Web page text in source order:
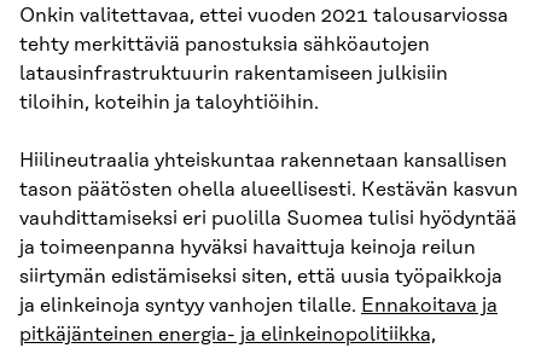
Onkin valitettavaa, ettei vuoden 2021 talousarviossa
tehty merkittäviä panostuksia sähköautojen
latausinfrastruktuurin rakentamiseen julkisiin
tiloihin, koteihin ja taloyhtiöihin.
Hiilineutraalia yhteiskuntaa rakennetaan kansallisen
tason päätösten ohella alueellisesti. Kestävän kasvun
vauhdittamiseksi eri puolilla Suomea tulisi hyödyntää
ja toimeenpanna hyväksi havaittuja keinoja reilun
siirtymän edistämiseksi siten, että uusia työpaikkoja
ja elinkeinoja syntyy vanhojen tilalle. Ennakoitava ja
pitkäjänteinen energia- ja elinkeinopolitiikka,